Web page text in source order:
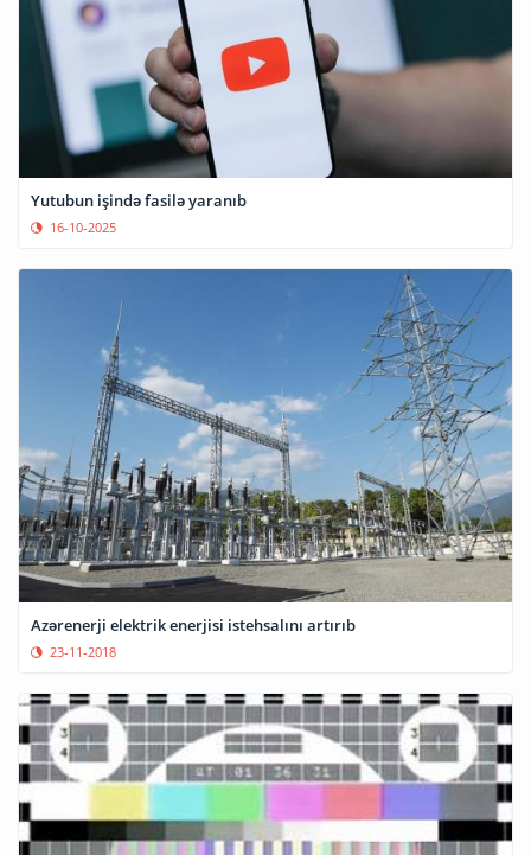
Yutubun işində fasilə yaranıb
16-10-2025
Azərenerji elektrik enerjisi istehsalını artırıb
23-11-2018